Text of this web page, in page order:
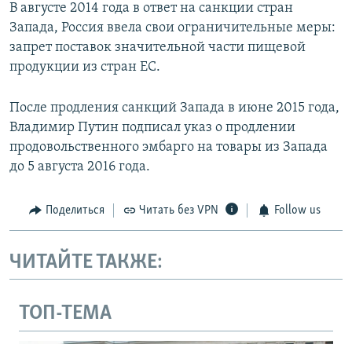
В августе 2014 года в ответ на санкции стран
Запада, Россия ввела свои ограничительные меры:
запрет поставок значительной части пищевой
продукции из стран ЕС.
После продления санкций Запада в июне 2015 года,
Владимир Путин подписал указ о продлении
продовольственного эмбарго на товары из Запада
до 5 августа 2016 года.
Поделиться Читать без VPN Follow us
ЧИТАЙТЕ ТАКЖЕ:
ТОП-ТЕМА